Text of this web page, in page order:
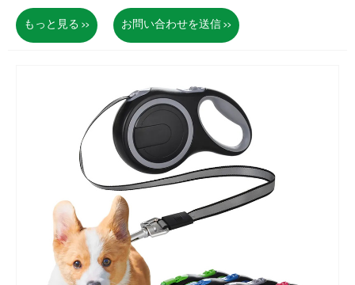
もっと見る >> お問い合わせを送信 >>